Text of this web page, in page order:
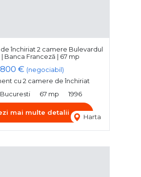
Harta
închiriat 2 camere Bulevardul
| Banca Franceză | 67 mp
800 € (negociabil)
cu 2 camere de închiriat
67 mp 1996
mai multe detalii